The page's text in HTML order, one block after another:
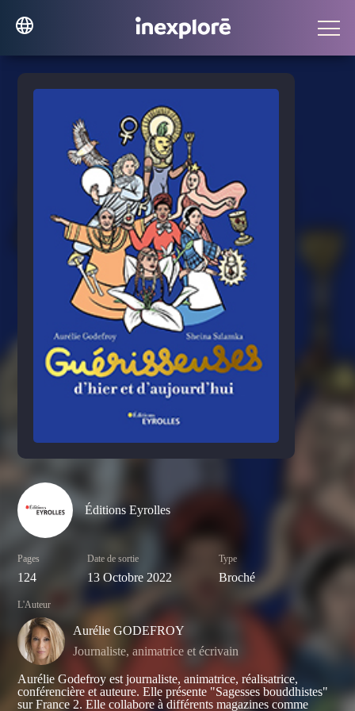
Éditions Eyrolles
Pages
124
Date de sortie
13 Octobre 2022
Type
Broché
L'Auteur
Aurélie GODEFROY
Journaliste, animatrice et écrivain
Aurélie Godefroy est journaliste, animatrice, réalisatrice,
conférencière et auteure. Elle présente "Sagesses bouddhistes"
sur France 2. Elle collabore à différents magazines comme